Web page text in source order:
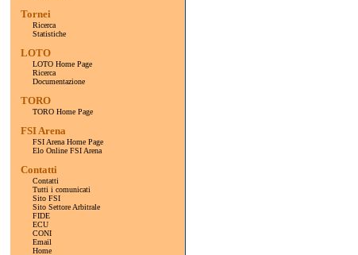
Tornei
Ricerca
Statistiche
LOTO
LOTO Home Page
Ricerca
Documentazione
TORO
TORO Home Page
FSI Arena
FSI Arena Home Page
Elo Online FSI Arena
Contatti
Contatti
Tutti i comunicati
Sito FSI
Sito Settore Arbitrale
FIDE
ECU
CONI
Email
Home